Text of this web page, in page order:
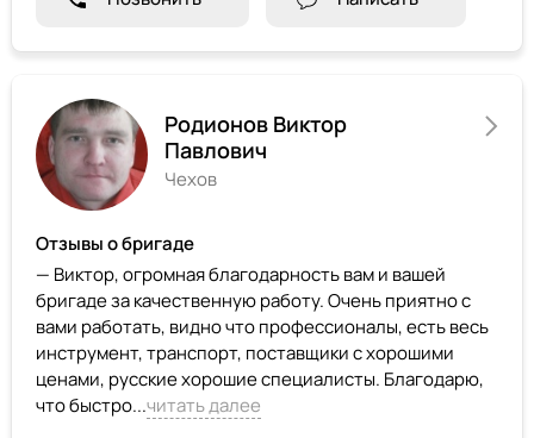
Родионов Виктор
Павлович
Чехов
Отзывы о бригаде
— Виктор, огромная благодарность вам и вашей
бригаде за качественную работу. Очень приятно с
вами работать, видно что профессионалы, есть весь
инструмент, транспорт, поставщики с хорошими
ценами, русские хорошие специалисты. Благодарю,
что быстро...читать далее